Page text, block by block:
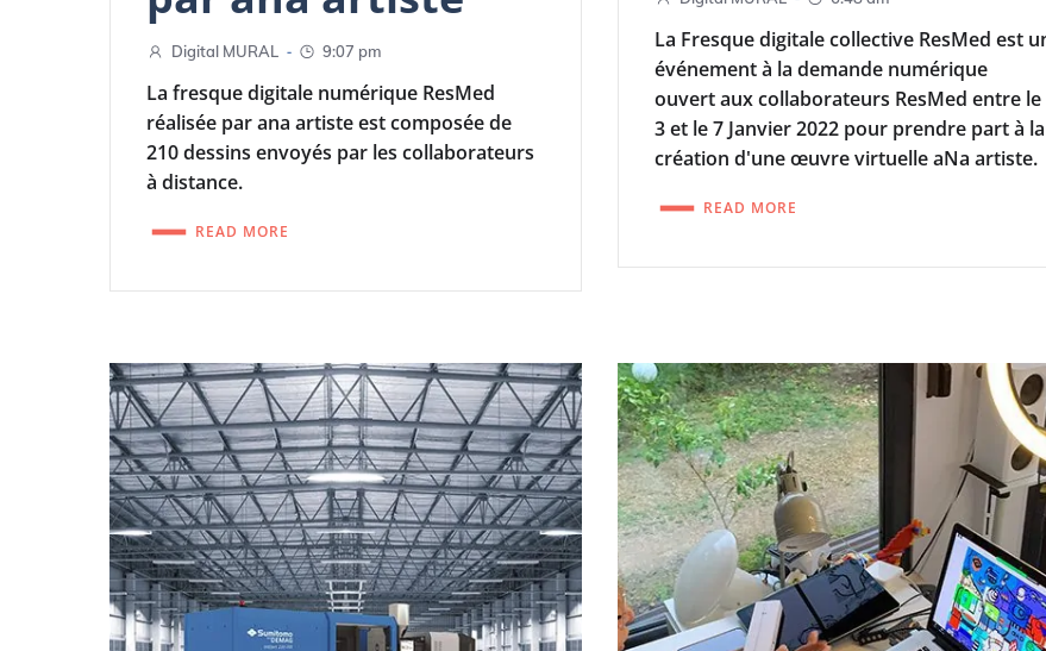
Digital MURAL - 9:07 pm
La fresque digitale numérique ResMed
réalisée par ana artiste est composée de
210 dessins envoyés par les collaborateurs
à distance.
READ MORE
La Fresque digitale collective ResMed est
événement à la demande numérique
ouvert aux collaborateurs ResMed entre le
3 et le 7 Janvier 2022 pour prendre part à la
création d'une œuvre virtuelle aNa artiste.
READ MORE